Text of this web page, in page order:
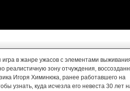
в жанре ужасов с элементами
реалистичную зону отчуждения,
Игоря Химинюка, ранее работавшего на
узнать, куда исчезла его невеста 30 лет